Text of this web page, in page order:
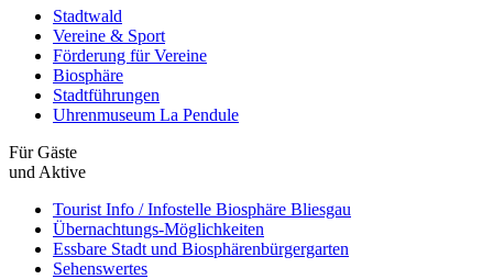
Stadtwald
Vereine & Sport
Förderung für Vereine
Biosphäre
Stadtführungen
Uhrenmuseum La Pendule
Für Gäste
und Aktive
Tourist Info / Infostelle Biosphäre Bliesgau
Übernachtungs-Möglichkeiten
Essbare Stadt und Biosphärenbürgergarten
Sehenswertes